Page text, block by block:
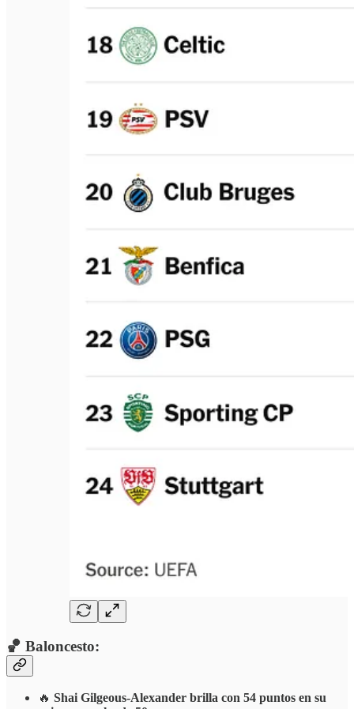
🏀 Baloncesto:
🔥 Shai Gilgeous-Alexander brilla con 54 puntos en su